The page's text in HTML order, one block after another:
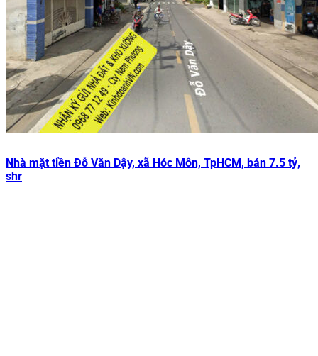
Nhà mặt tiền Đỗ Văn Dậy, xã Hóc Môn, TpHCM, bán 7.5 tỷ,
shr